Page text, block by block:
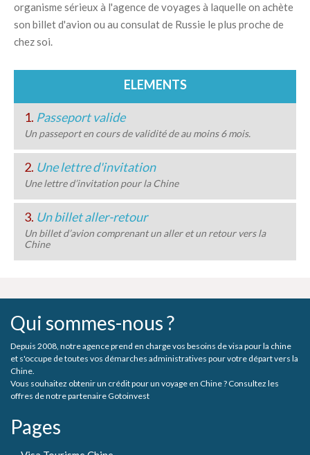
organisme sérieux à l'agence de voyages à laquelle on achète
son billet d'avion ou au consulat de Russie le plus proche de
chez soi.
ELEMENTS
1. Passeport valide
Un passeport en cours de validité de au moins 6 mois.
2. Une lettre d'invitation
Une lettre d’invitation pour la Chine
3. Un billet aller-retour
Un billet d’avion comprenant un aller et un retour vers la
Chine
Qui sommes-nous ?
Depuis 2008, notre agence prend en charge vos besoins de visa pour la chine
et s'occupe de toutes vos démarches administratives pour votre départ vers la
Chine.
Vous souhaitez obtenir un crédit pour un voyage en Chine ? Consultez les
offres de notre partenaire Gotoinvest
Pages